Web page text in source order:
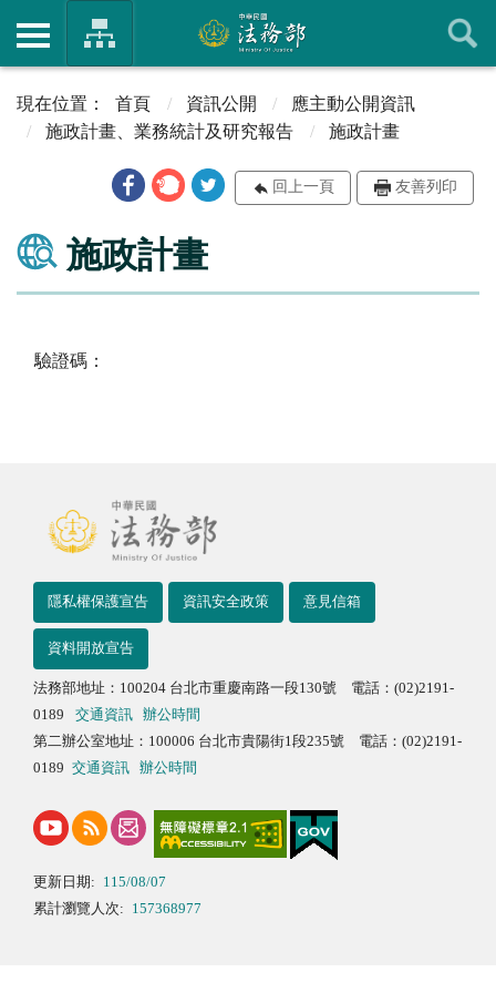
首頁 資訊公開
應主動公開資訊
施政計畫、業務統計及研究報告
施政計畫
回上一頁 友善列印
施政計畫
驗證碼：
隱私權保護宣告 資訊安全政策 意見信箱
資料開放宣告
法務部地址：100204 台北市重慶南路一段130號 電話：(02)2191-
0189
交通資訊
辦公時間
第二辦公室地址：100006 台北市貴陽街1段235號 電話：(02)2191-
0189 交通資訊 辦公時間
更新日期: 115/08/07
累計瀏覽人次: 157368977